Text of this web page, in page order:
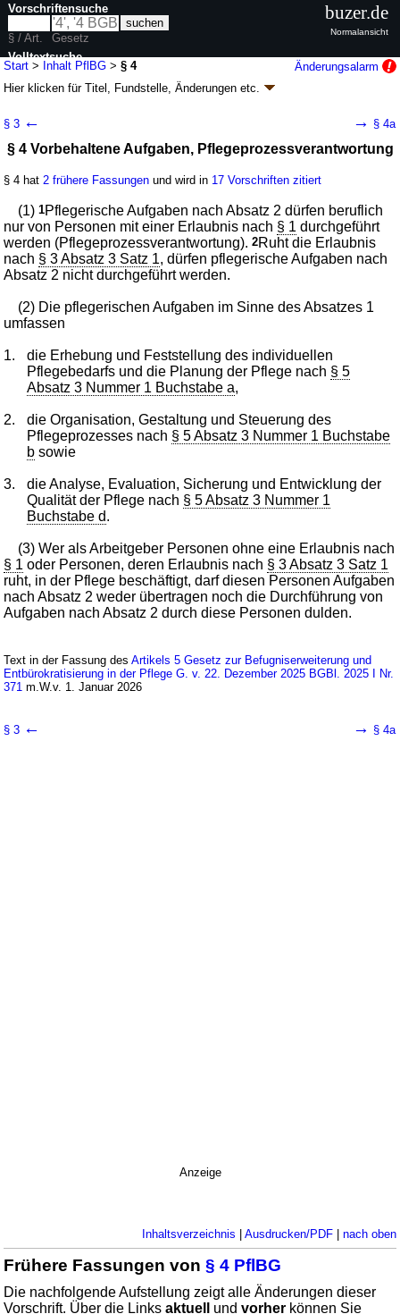
Start > Inhalt PflBG >§ 4
Änderungsalarm
Hier klicken fürTitel, Fundstelle, Änderungen etc.
Artikel 5G. v. 22.12.2025BGBl. 2025 I Nr. 371
Hebammen und Heilhilfsberufe
wird in 162 Vorschriften zitiert
Teil 1 Allgemeiner Teil
Abschnitt 2 Vorbehaltene Aufgaben;
eigenverantwortliche Heilkundeausübung
§ 3 ← → § 4a
§ 4 Vorbehaltene Aufgaben, Pflegeprozessverantwortung
§ 4 hat 2 frühere Fassungen und wird in 17 Vorschriften zitiert
(1)1Pflegerische Aufgaben nach Absatz 2 dürfen beruflich
nur von Personen mit einer Erlaubnis nach § 1 durchgeführt
werden (Pflegeprozessverantwortung).2Ruht die Erlaubnis
nach § 3 Absatz 3 Satz 1, dürfen pflegerische Aufgaben nach
Absatz 2 nicht durchgeführt werden.
(2) Die pflegerischen Aufgaben im Sinne des Absatzes 1
umfassen
1.
die Erhebung und Feststellung des individuellen
Pflegebedarfs und die Planung der Pflege nach § 5
Absatz 3 Nummer 1 Buchstabe a,
2.
die Organisation, Gestaltung und Steuerung des
Pflegeprozesses nach § 5 Absatz 3 Nummer 1 Buchstabe
b sowie
3.
die Analyse, Evaluation, Sicherung und Entwicklung der
Qualität der Pflege nach § 5 Absatz 3 Nummer 1
Buchstabe d.
(3) Wer als Arbeitgeber Personen ohne eine Erlaubnis nach
§ 1 oder Personen, deren Erlaubnis nach § 3 Absatz 3 Satz 1
ruht, in der Pflege beschäftigt, darf diesen Personen Aufgaben
nach Absatz 2 weder übertragen noch die Durchführung von
Aufgaben nach Absatz 2 durch diese Personen dulden.
Text in der Fassung desArtikels 5 Gesetz zur Befugniserweiterung und
Entbürokratisierung in der Pflege G. v. 22. Dezember 2025 BGBl. 2025 I Nr.
371 m.W.v. 1. Januar 2026
§ 3 ← → § 4a
Anzeige
Inhaltsverzeichnis | Ausdrucken/PDF| nach oben
Frühere Fassungen von§ 4 PflBG
Die nachfolgende Aufstellung zeigt alle Änderungen dieser
Vorschrift. Über die Linksaktuell undvorher können Sie
Vorschriftensuche
§ / Art.
Gesetz
Volltextsuche
nur in PflBG
buzer.de
Normalansicht